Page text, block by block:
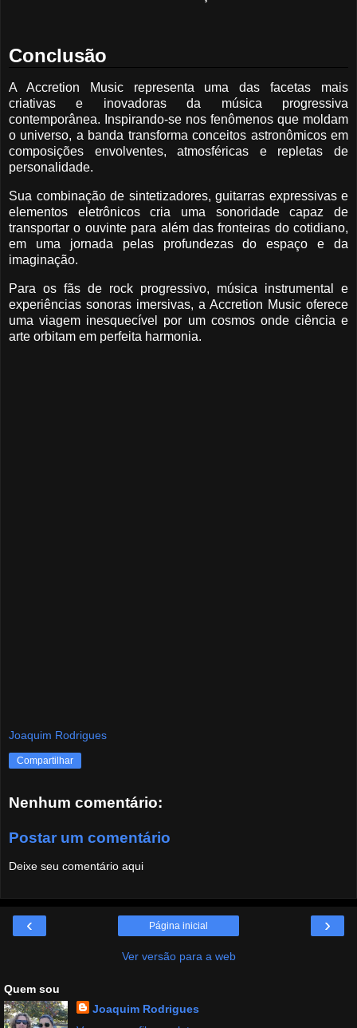
Conclusão
A Accretion Music representa uma das facetas mais
criativas e inovadoras da música progressiva
contemporânea. Inspirando-se nos fenômenos que moldam
o universo, a banda transforma conceitos astronômicos em
composições envolventes, atmosféricas e repletas de
personalidade.
Sua combinação de sintetizadores, guitarras expressivas e
elementos eletrônicos cria uma sonoridade capaz de
transportar o ouvinte para além das fronteiras do cotidiano,
em uma jornada pelas profundezas do espaço e da
imaginação.
Para os fãs de rock progressivo, música instrumental e
experiências sonoras imersivas, a Accretion Music oferece
uma viagem inesquecível por um cosmos onde ciência e
arte orbitam em perfeita harmonia.
Joaquim Rodrigues
Compartilhar
Nenhum comentário:
Postar um comentário
Deixe seu comentário aqui
‹ ›
Página inicial
Ver versão para a web
Quem sou
Joaquim Rodrigues